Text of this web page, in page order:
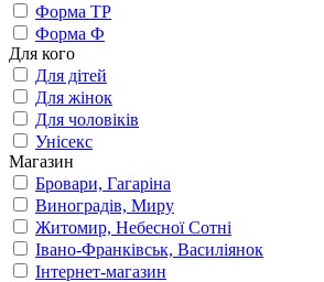
Форма ТР
Форма Ф
Для кого
Для дітей
Для жінок
Для чоловіків
Унісекс
Магазин
Бровари, Гагаріна
Виноградів, Миру
Житомир, Небесної Сотні
Івано-Франківськ, Василіянок
Інтернет-магазин